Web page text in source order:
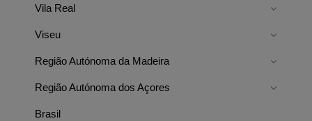
Vila Real
Viseu
Região Autónoma da Madeira
Região Autónoma dos Açores
Brasil